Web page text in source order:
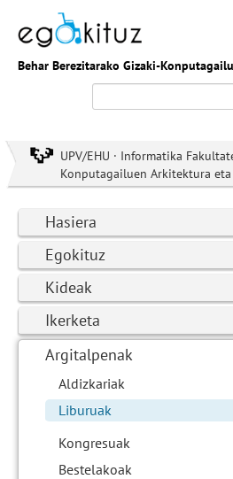
Behar Berezitarako Gizaki-
UPV/EHU · Informatika
Konputagailuen Arkitektura
Hasiera
Egokituz
Kideak
Ikerketa
Argitalpenak
Aldizkariak
Liburuak
Kongresuak
Bestelakoak